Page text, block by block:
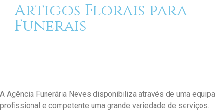
Artigos Florais para
Funerais
A Agência Funerária Neves disponibiliza através de uma equipa
profissional e competente uma grande variedade de serviços.